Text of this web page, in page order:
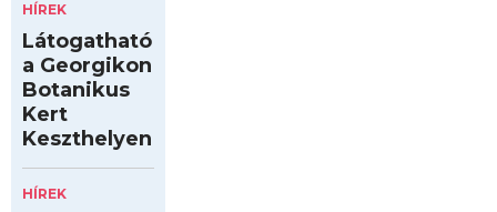
HÍREK
Látogatható
a Georgikon
Botanikus
Kert
Keszthelyen
HÍREK